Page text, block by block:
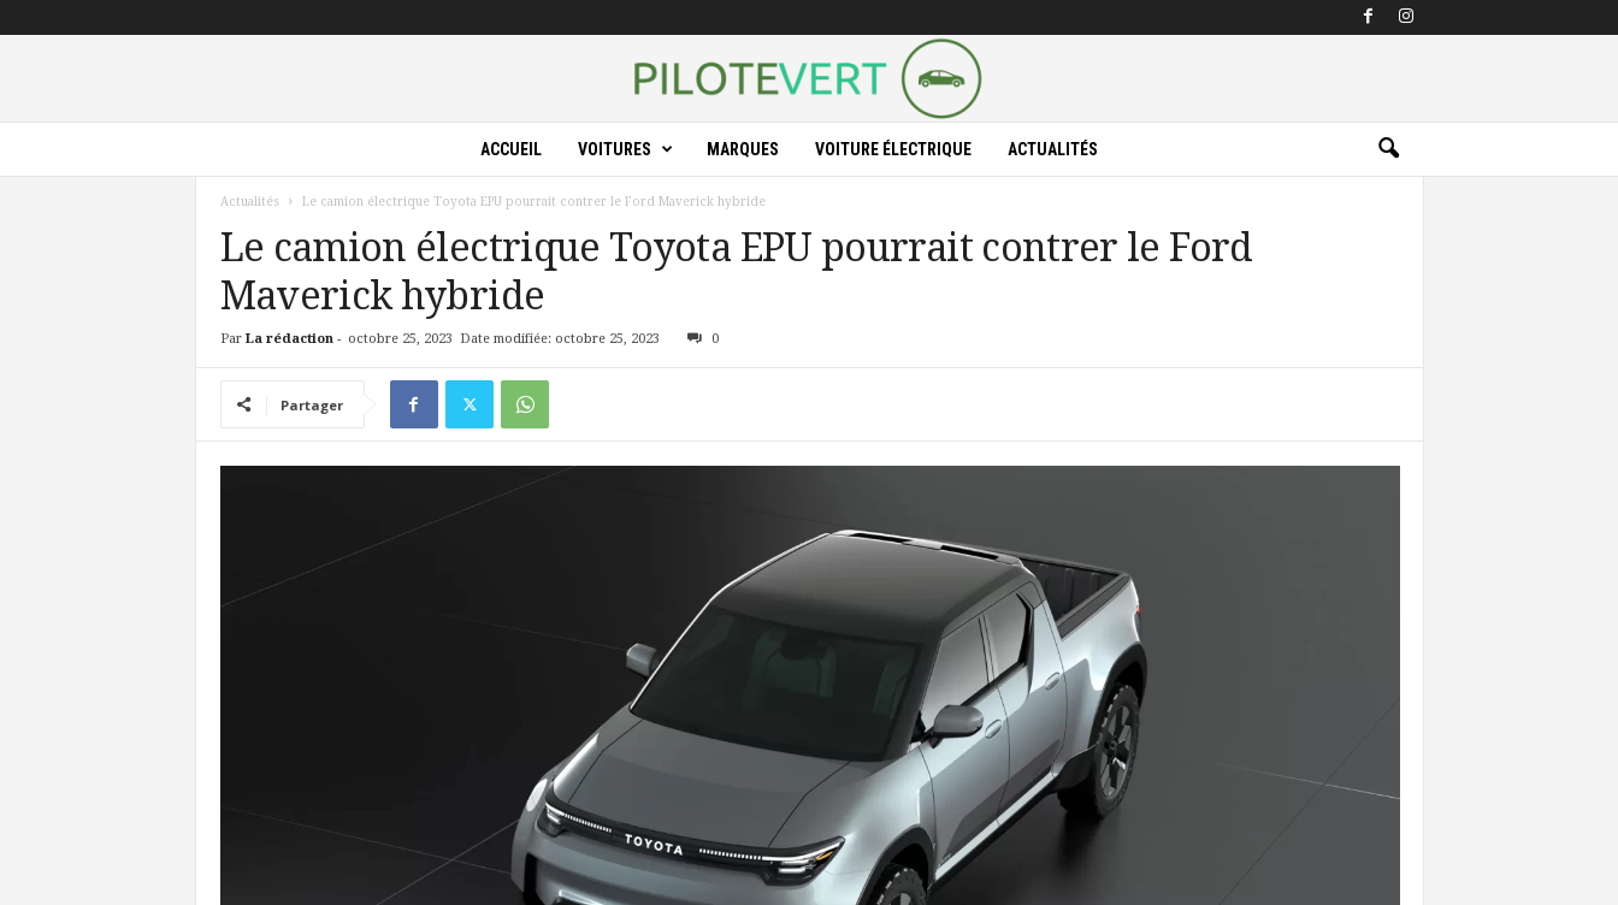
ACCUEIL VOITURES MARQUES VOITURE ÉLECTRIQUE ACTUALITÉS
Actualités Le camion électrique Toyota EPU pourrait contrer le Ford Maverick hybride
Le camion électrique Toyota EPU pourrait contrer le Ford
Maverick hybride
Par La rédaction- octobre 25, 2023 Date modifiée: octobre 25, 2023 0
Partager